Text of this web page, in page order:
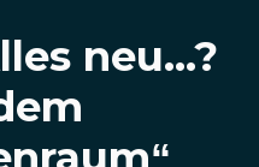
neu...?